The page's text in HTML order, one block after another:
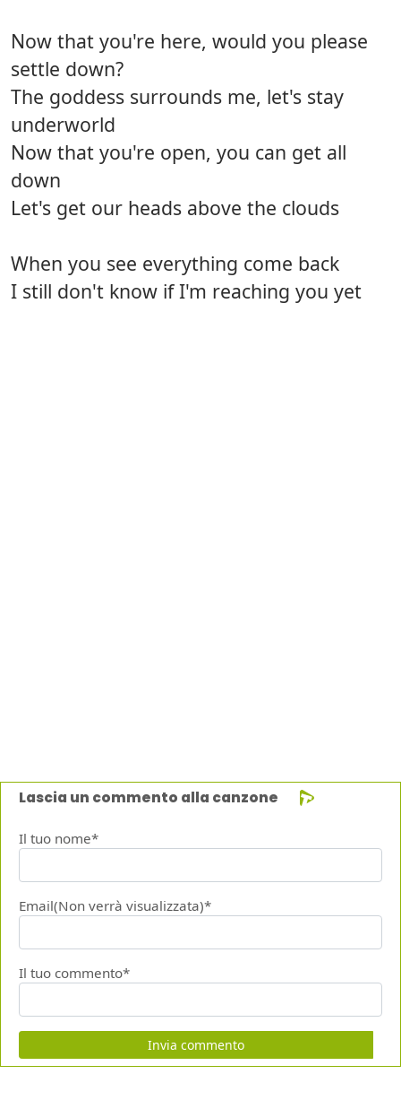
Now that you're here, would you please
settle down?
The goddess surrounds me, let's stay
underworld
Now that you're open, you can get all
down
Let's get our heads above the clouds
When you see everything come back
I still don't know if I'm reaching you yet
Lascia un commento alla canzone
Il tuo nome*
Email(Non verrà visualizzata)*
Il tuo commento*
Invia commento